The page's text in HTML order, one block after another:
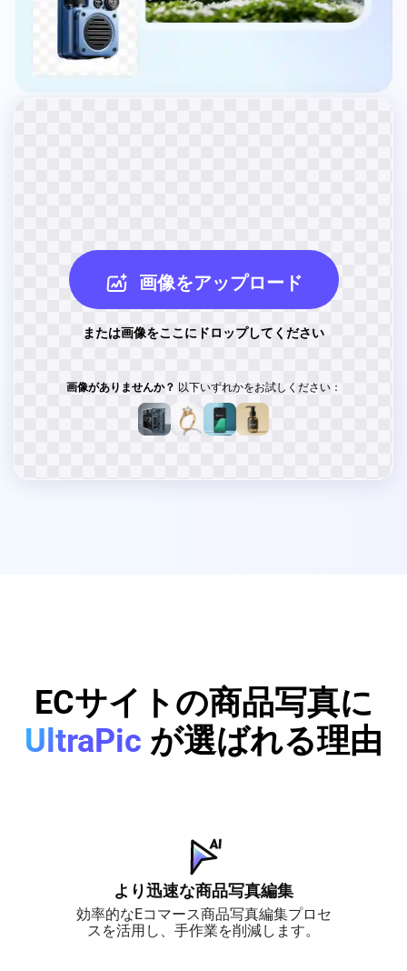
画像をアップロード
または画像をここにドロップしてください
画像がありませんか？ 以下いずれかをお試しください：
ECサイトの商品写真に
UltraPic が選ばれる理由
より迅速な商品写真編集
効率的なEコマース商品写真編集プロセ
スを活用し、手作業を削減します。